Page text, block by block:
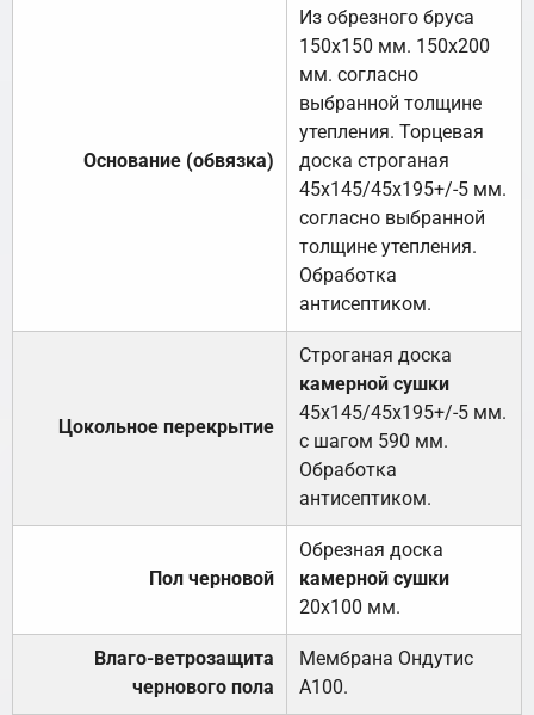
Основание (обвязка)
Из обрезного бруса
150х150 мм. 150х200
мм. согласно
выбранной толщине
утепления. Торцевая
доска строганая
45х145/45х195+/-5 мм.
согласно выбранной
толщине утепления.
Обработка
антисептиком.
Цокольное перекрытие
Строганая доска
камерной сушки
45х145/45х195+/-5 мм.
с шагом 590 мм.
Обработка
антисептиком.
Пол черновой
Обрезная доска
камерной сушки
20х100 мм.
Влаго-ветрозащита
чернового пола
Мембрана Ондутис
А100.